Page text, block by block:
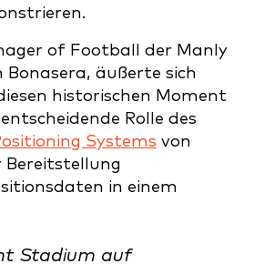
of Football der Manly
Bonasera, äußerte sich
historischen Moment
Rolle des
Systems von
in einem
Stadium auf